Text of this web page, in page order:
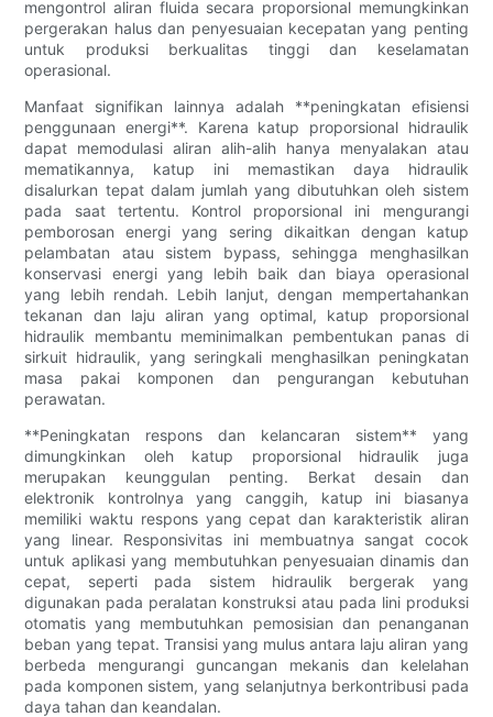
mengontrol aliran fluida secara proporsional memungkinkan
pergerakan halus dan penyesuaian kecepatan yang penting
untuk produksi berkualitas tinggi dan keselamatan
operasional.
Manfaat signifikan lainnya adalah **peningkatan efisiensi
penggunaan energi**. Karena katup proporsional hidraulik
dapat memodulasi aliran alih-alih hanya menyalakan atau
mematikannya, katup ini memastikan daya hidraulik
disalurkan tepat dalam jumlah yang dibutuhkan oleh sistem
pada saat tertentu. Kontrol proporsional ini mengurangi
pemborosan energi yang sering dikaitkan dengan katup
pelambatan atau sistem bypass, sehingga menghasilkan
konservasi energi yang lebih baik dan biaya operasional
yang lebih rendah. Lebih lanjut, dengan mempertahankan
tekanan dan laju aliran yang optimal, katup proporsional
hidraulik membantu meminimalkan pembentukan panas di
sirkuit hidraulik, yang seringkali menghasilkan peningkatan
masa pakai komponen dan pengurangan kebutuhan
perawatan.
**Peningkatan respons dan kelancaran sistem** yang
dimungkinkan oleh katup proporsional hidraulik juga
merupakan keunggulan penting. Berkat desain dan
elektronik kontrolnya yang canggih, katup ini biasanya
memiliki waktu respons yang cepat dan karakteristik aliran
yang linear. Responsivitas ini membuatnya sangat cocok
untuk aplikasi yang membutuhkan penyesuaian dinamis dan
cepat, seperti pada sistem hidraulik bergerak yang
digunakan pada peralatan konstruksi atau pada lini produksi
otomatis yang membutuhkan pemosisian dan penanganan
beban yang tepat. Transisi yang mulus antara laju aliran yang
berbeda mengurangi guncangan mekanis dan kelelahan
pada komponen sistem, yang selanjutnya berkontribusi pada
daya tahan dan keandalan.